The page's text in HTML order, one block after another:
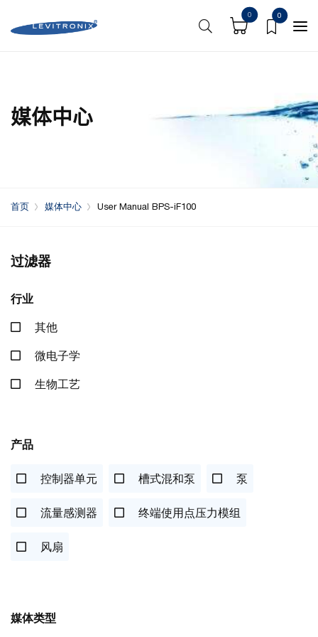
0 0
媒体中心
首页 媒体中心 User Manual BPS-iF100
过滤器
行业
其他
微电子学
生物工艺
产品
控制器单元 槽式混和泵 泵
流量感测器 终端使用点压力模组
风扇
媒体类型